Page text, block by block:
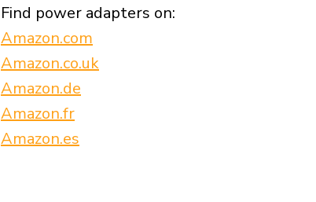
Find power adapters on:
Amazon.com
Amazon.co.uk
Amazon.de
Amazon.fr
Amazon.es